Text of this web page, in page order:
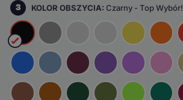
3 KOLOR OBSZYCIA:Czarny - Top Wybór!